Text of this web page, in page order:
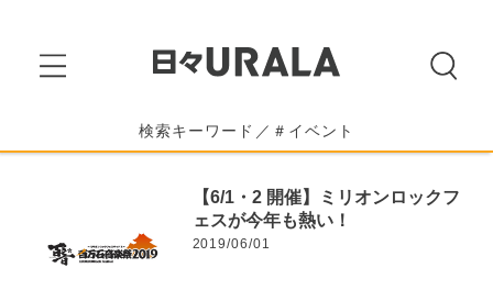
検索キーワード／＃イベント
【6/1・2 開催】ミリオンロックフ
ェスが今年も熱い！
2019/06/01